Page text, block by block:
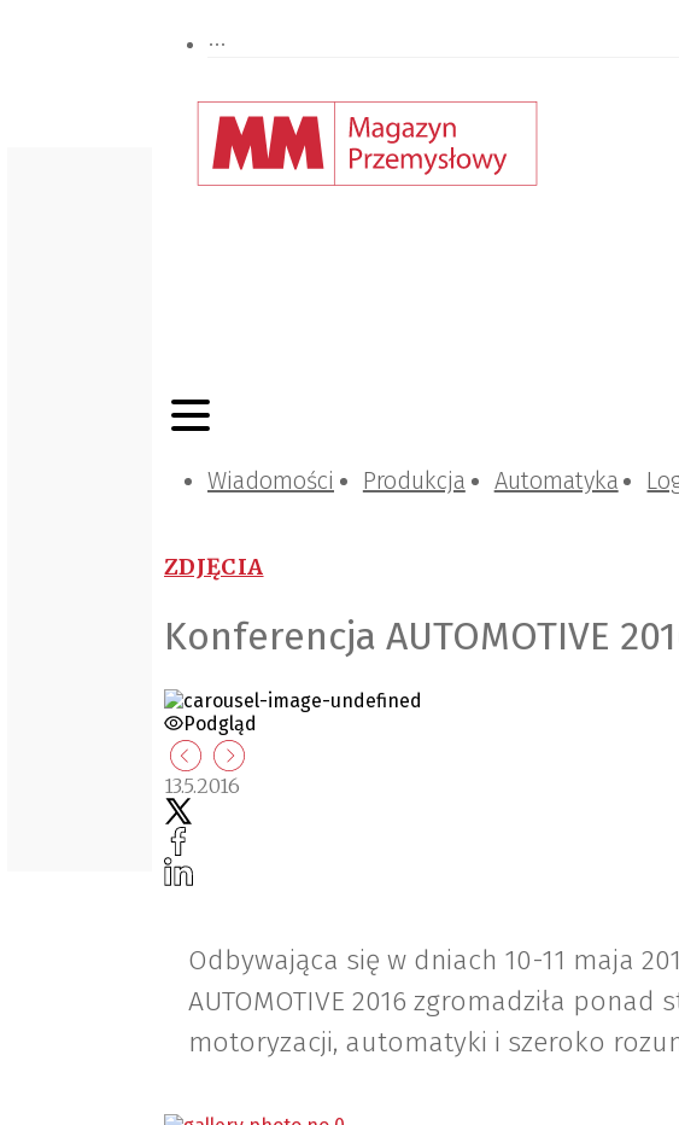
Wiadomości Produkcja Automatyka
ZDJĘCIA
Konferencja AUTOMOTIVE
Podgląd
13.5.2016
Odbywająca się w dniach 10-11 maja
AUTOMOTIVE 2016 zgromadziła
motoryzacji, automatyki i szeroko